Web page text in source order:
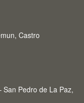
Castro
San Pedro de La Paz,